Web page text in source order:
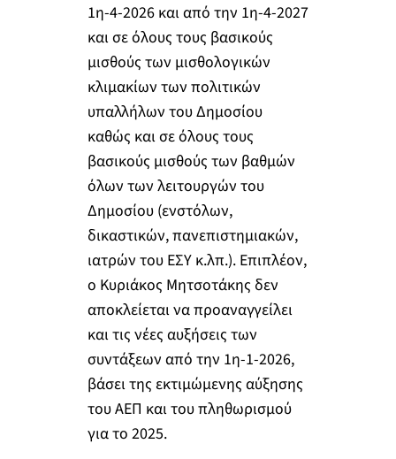
1η-4-2026 και από την 1η-4-2027
και σε όλους τους βασικούς
μισθούς των μισθολογικών
κλιμακίων των πολιτικών
υπαλλήλων του Δημοσίου
καθώς και σε όλους τους
βασικούς μισθούς των βαθμών
όλων των λειτουργών του
Δημοσίου (ενστόλων,
δικαστικών, πανεπιστημιακών,
ιατρών του ΕΣΥ κ.λπ.). Επιπλέον,
ο Κυριάκος Μητσοτάκης δεν
αποκλείεται να προαναγγείλει
και τις νέες αυξήσεις των
συντάξεων από την 1η-1-2026,
βάσει της εκτιμώμενης αύξησης
του ΑΕΠ και του πληθωρισμού
για το 2025.